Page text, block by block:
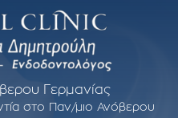
Γερμανίας
στο Παν/μιο Ανόβερου